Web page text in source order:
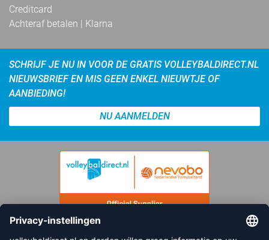
Creditcard
Achteraf betalen | Klarna
SCHRIJF JE NU IN VOOR DE GRATIS VOLLEYBALDIRECT.NL
NIEUWSBRIEF EN MIS GEEN ENKEL NIEUWTJE OF
AANBIEDING!
NU AANMELDEN